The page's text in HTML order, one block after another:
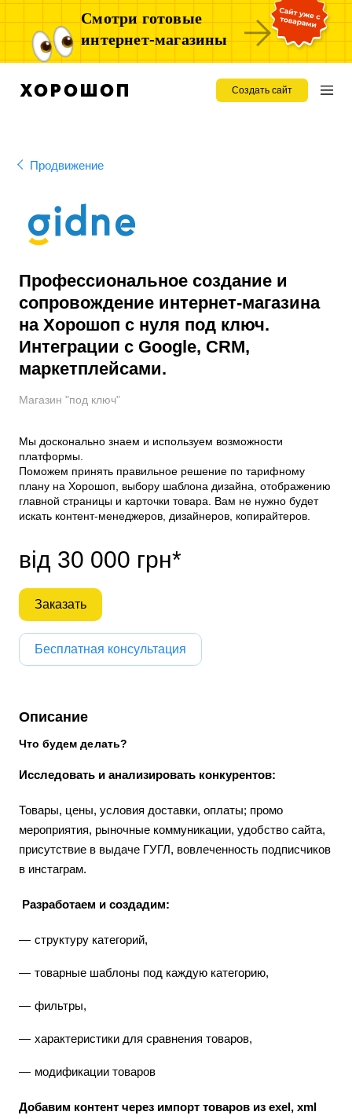
Смотри готовые
интернет-магазины
Создать сайт
Продвижение
Профессиональное создание и
сопровождение интернет-магазина
на Хорошоп с нуля под ключ.
Интеграции с Google, CRM,
маркетплейсами.
Магазин "под ключ"
Мы досконально знаем и используем возможности
платформы.
Поможем принять правильное решение по тарифному
плану на Хорошоп, выбору шаблона дизайна, отображению
главной страницы и карточки товара. Вам не нужно будет
искать контент-менеджеров, дизайнеров, копирайтеров.
від 30 000 грн*
Заказать
Бесплатная консультация
Описание
Что будем делать?
Исследовать и анализировать конкурентов:
Товары, цены, условия доставки, оплаты; промо
мероприятия, рыночные коммуникации, удобство сайта,
присутствие в выдаче ГУГЛ, вовлеченность подписчиков
в инстаграм.
Разработаем и создадим:
структуру категорий,
товарные шаблоны под каждую категорию,
фильтры,
характеристики для сравнения товаров,
модификации товаров
Добавим контент через импорт товаров из exel, xml